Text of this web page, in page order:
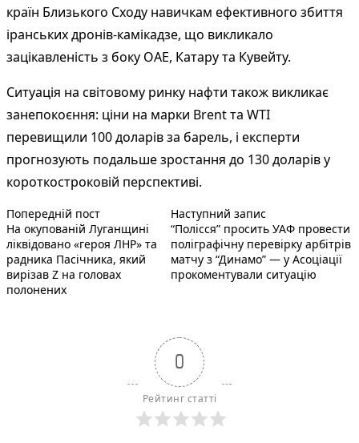
країн Близького Сходу навичкам ефективного збиття
іранських дронів-камікадзе, що викликало
зацікавленість з боку ОАЕ, Катару та Кувейту.
Ситуація на світовому ринку нафти також викликає
занепокоєння: ціни на марки Brent та WTI
перевищили 100 доларів за барель, і експерти
прогнозують подальше зростання до 130 доларів у
короткостроковій перспективі.
Навігація
записів
Попередній постПопередній запис:
На окупованій Луганщині
ліквідовано «героя ЛНР» та
радника Пасічника, який
вирізав Z на головах
полонених
Наступний записНаступний пост
“Полісся” просить УАФ провести
поліграфічну перевірку арбітрів
матчу з “Динамо” — у Асоціації
прокоментували ситуацію
0
Рейтинг статті